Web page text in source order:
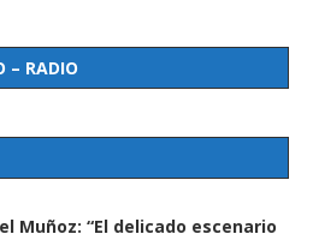
– RADIO
Muñoz: “El delicado escenario